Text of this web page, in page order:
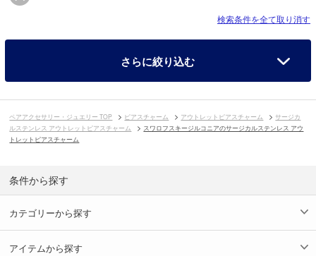
検索条件を全て取り消す
さらに絞り込む
ペアアクセサリー・ジュエリー TOP ピアスチャーム アウトレットピアスチャーム
サージカ
ルステンレス アウトレットピアスチャーム
スワロフスキージルコニアのサージカルステンレス アウ
トレットピアスチャーム
条件から探す
カテゴリーから探す
アイテムから探す